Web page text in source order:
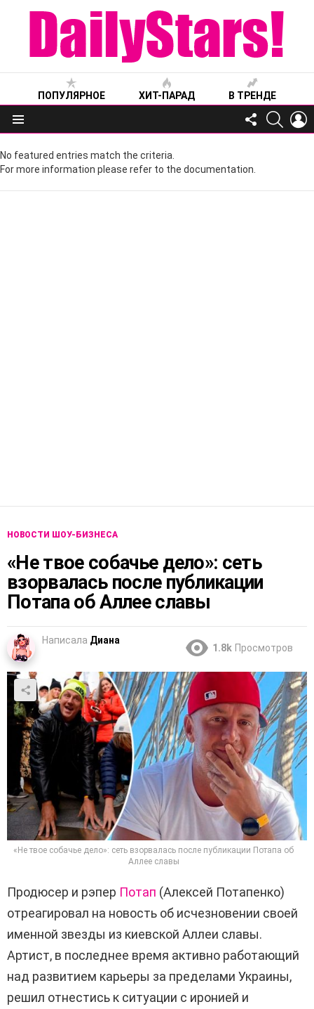
ПОПУЛЯРНОЕ ХИТ-ПАРАД В ТРЕНДЕ
Меню
FOLLOW
US
No featured entries match the criteria.
For more information please refer to the documentation.
НОВОСТИ ШОУ-БИЗНЕСА
«Не твое собачье дело»: сеть
взорвалась после публикации
Потапа об Аллее славы
Написала Диана
1.8k Просмотров
«Не твое собачье дело»: сеть взорвалась после публикации Потапа об
Аллее славы
Продюсер и рэпер Потап (Алексей Потапенко)
отреагировал на новость об исчезновении своей
именной звезды из киевской Аллеи славы.
Артист, в последнее время активно работающий
над развитием карьеры за пределами Украины,
решил отнестись к ситуации с иронией и